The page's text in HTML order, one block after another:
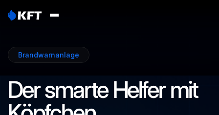
Brandwarnanlage
Dersmarte Helfer mit